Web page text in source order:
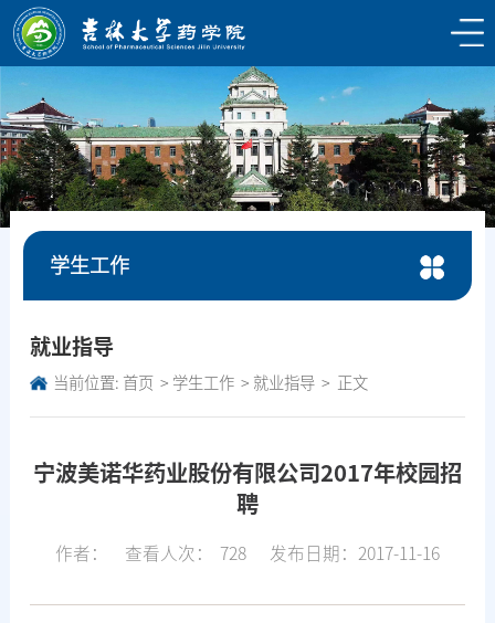
学生工作
就业指导
当前位置: 首页 学生工作 就业指导 正文
宁波美诺华药业股份有限公司2017年校园招
聘
作者： 查看人次： 728 发布日期：2017-11-16